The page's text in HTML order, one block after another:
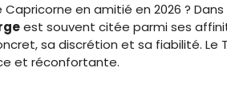
en amitié en 2026 ?
est souvent citée parmi ses
sa discrétion et sa fiabilité. Le
et réconfortante.